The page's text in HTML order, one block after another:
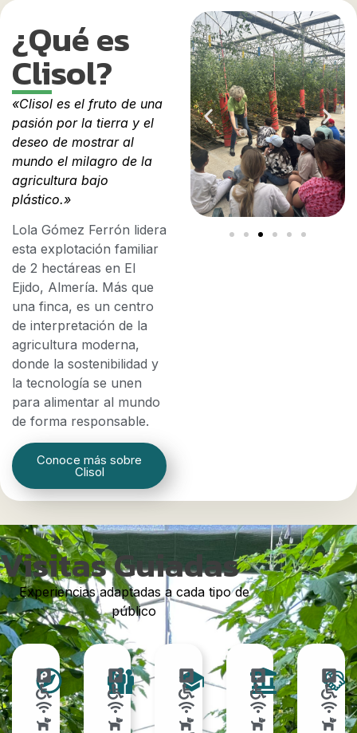
¿Qué es
Clisol?
«Clisol es el fruto de una
pasión por la tierra y el
deseo de mostrar al
mundo el milagro de la
agricultura bajo
plástico.»
Lola Gómez Ferrón lidera
esta explotación familiar
de 2 hectáreas en El
Ejido, Almería. Más que
una finca, es un centro
de interpretación de la
agricultura moderna,
donde la sostenibilidad y
la tecnología se unen
para alimentar al mundo
de forma responsable.
Conoce más sobre
Clisol
Visitas Guiadas
Experiencias adaptadas a cada tipo de
público